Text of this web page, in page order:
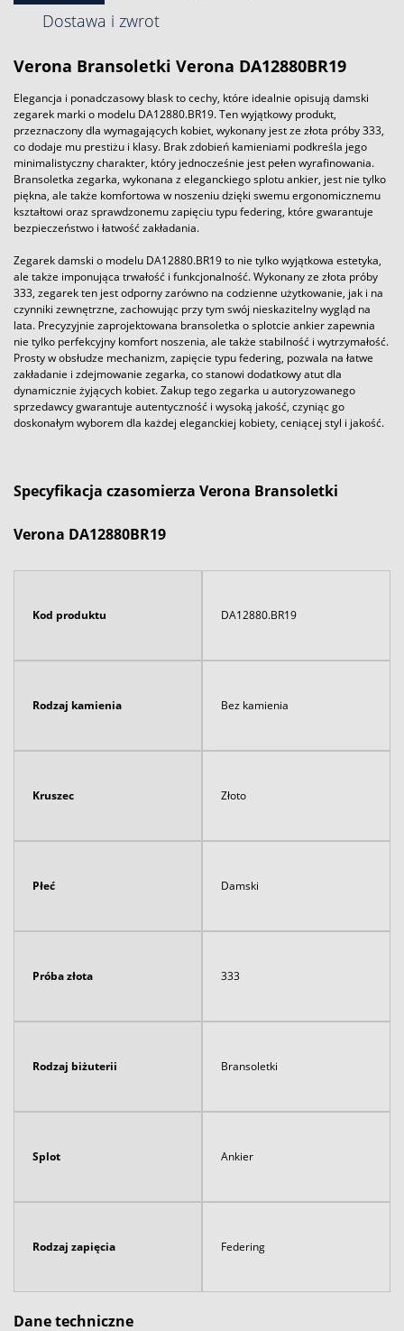
Dostawa i zwrot
Verona Bransoletki Verona DA12880BR19
Elegancja i ponadczasowy blask to cechy, które idealnie opisują damski
zegarek marki o modelu DA12880.BR19. Ten wyjątkowy produkt,
przeznaczony dla wymagających kobiet, wykonany jest ze złota próby 333,
co dodaje mu prestiżu i klasy. Brak zdobień kamieniami podkreśla jego
minimalistyczny charakter, który jednocześnie jest pełen wyrafinowania.
Bransoletka zegarka, wykonana z eleganckiego splotu ankier, jest nie tylko
piękna, ale także komfortowa w noszeniu dzięki swemu ergonomicznemu
kształtowi oraz sprawdzonemu zapięciu typu federing, które gwarantuje
bezpieczeństwo i łatwość zakładania.
Zegarek damski o modelu DA12880.BR19 to nie tylko wyjątkowa estetyka,
ale także imponująca trwałość i funkcjonalność. Wykonany ze złota próby
333, zegarek ten jest odporny zarówno na codzienne użytkowanie, jak i na
czynniki zewnętrzne, zachowując przy tym swój nieskazitelny wygląd na
lata. Precyzyjnie zaprojektowana bransoletka o splotcie ankier zapewnia
nie tylko perfekcyjny komfort noszenia, ale także stabilność i wytrzymałość.
Prosty w obsłudze mechanizm, zapięcie typu federing, pozwala na łatwe
zakładanie i zdejmowanie zegarka, co stanowi dodatkowy atut dla
dynamicznie żyjących kobiet. Zakup tego zegarka u autoryzowanego
sprzedawcy gwarantuje autentyczność i wysoką jakość, czyniąc go
doskonałym wyborem dla każdej eleganckiej kobiety, ceniącej styl i jakość.
Specyfikacja czasomierza Verona Bransoletki
Verona DA12880BR19
Kod produktu DA12880.BR19
Rodzaj kamienia Bez kamienia
Kruszec Złoto
Płeć Damski
Próba złota 333
Rodzaj biżuterii Bransoletki
Splot Ankier
Rodzaj zapięcia Federing
Dane techniczne